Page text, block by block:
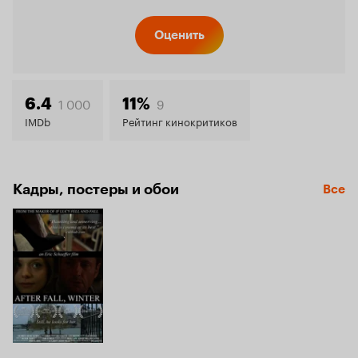
Оценить
6.4 1 000
IMDb
11% 9
Рейтинг кинокритиков
Кадры, постеры и обои Все